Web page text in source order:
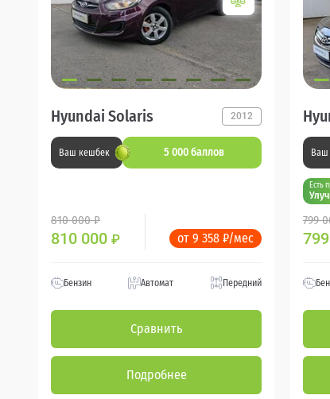
Hyundai Solaris 2012
Ваш кешбек 5 000 баллов
810 000 ₽
810 000 ₽ от 9 358 ₽/мес
Бензин Автомат Передний
Сравнить
Подробнее
Ваш
Есть
799